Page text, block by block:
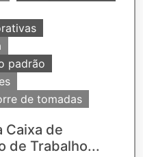
padrão
de tomadas
Caixa de
de Trabalho...